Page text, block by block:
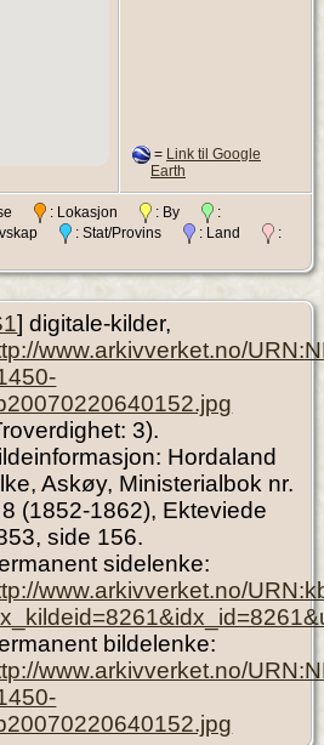
= Link til Google
Earth
: Lokasjon : By
:
: Stat/Provins : Land
:
] digitale-kilder,
www.arkivverket.no/
3).
Hordaland
Askøy, Ministerialbok nr.
(1852-1862), Ekteviede
side 156.
sidelenke:
www.arkivverket.no/
bildelenke:
www.arkivverket.no/